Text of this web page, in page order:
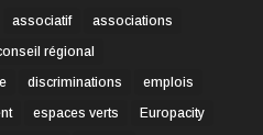
associatif
associations
régional
discriminations
emplois
espaces verts
Europacity